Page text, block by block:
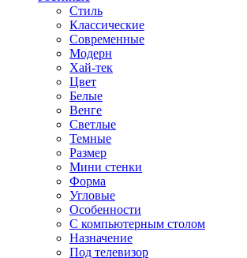
Стиль
Классические
Современные
Модерн
Хай-тек
Цвет
Белые
Венге
Светлые
Темные
Размер
Мини стенки
Форма
Угловые
Особенности
С компьютерным столом
Назначение
Под телевизор